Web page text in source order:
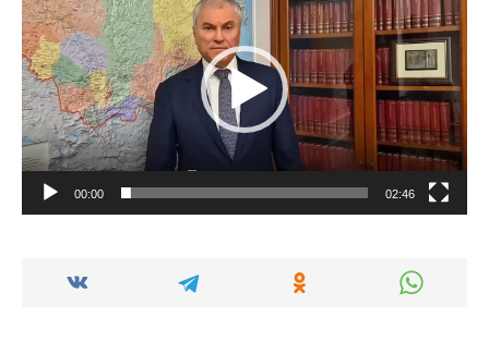
00:00 02:46